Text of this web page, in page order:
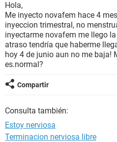
BIENESTAR
SEXUALIDAD
GLOSARIO
Hola,
Me inyecto novafem hace 4
inyeccion trimestral, no
inyectarme novafem me llego
atraso tendría que haberme
hoy 4 de junio aun no me baja!
es.normal?
Compartir
Consulta también:
Estoy nerviosa
Terminacion nerviosa libre